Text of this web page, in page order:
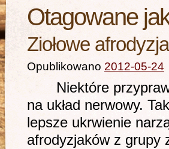
Otagowane
Ziołowe
Opublikowano 2012-05-24
Niektóre przyprawy
na układ nerwowy.
lepsze ukrwienie
afrodyzjaków z grupy